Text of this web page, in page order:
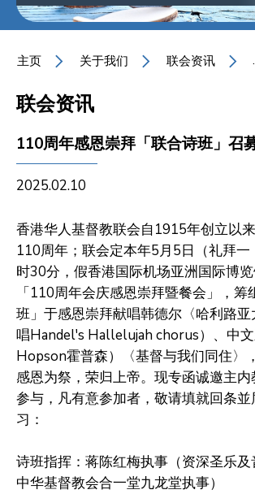
主页 关于我们 联会资讯
联会资讯
110周年感恩崇拜「联合诗班」召
2025.02.10
香港华人基督教联会自1915年创立以
110周年；联会定本年5月5日（礼拜
时30分，假香港国际机场亚洲国际博
「110周年会庆感恩崇拜暨餐会」，
班」于感恩崇拜献唱韩德尔〈哈利路
唱Handel's Hallelujah chorus）、中
Hopson霍普森）〈基督与我们同住〉
感恩为祭，荣归上帝。现专函诚邀主
参与，凡有意参加者，敬请填就回条
习：
诗班指挥：蒋陈红梅执事 （资深圣乐
中华基督教会合一堂九龙堂执事）